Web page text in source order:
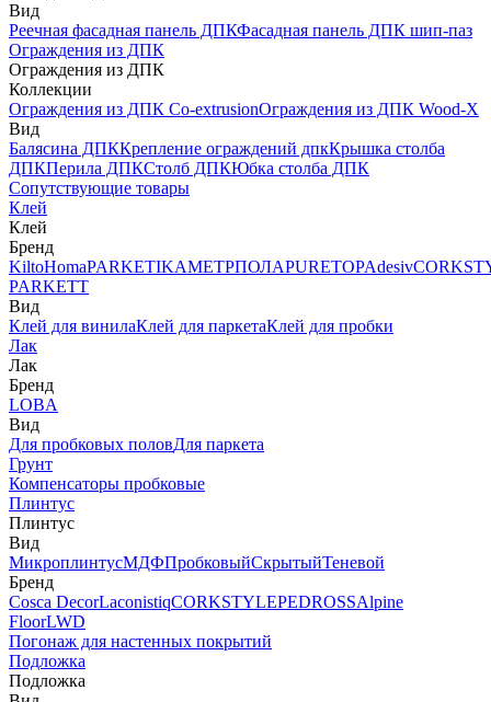
Вид
Реечная фасадная панель ДПКФасадная панель ДПК шип-паз
Ограждения из ДПК
Ограждения из ДПК
Коллекции
Ограждения из ДПК Co-extrusionОграждения из ДПК Wood-X
Вид
Балясина ДПККрепление ограждений дпкКрышка столба
ДПКПерила ДПКСтолб ДПКЮбка столба ДПК
Сопутствующие товары
Клей
Клей
Бренд
KiltoHomaPARKETIKAМЕТРПОЛАPURETOPAdesiv
PARKETT
Вид
Клей для винилаКлей для паркетаКлей для пробки
Лак
Лак
Бренд
LOBA
Вид
Для пробковых половДля паркета
Грунт
Компенсаторы пробковые
Плинтус
Плинтус
Вид
МикроплинтусМДФПробковыйСкрытыйТеневой
Бренд
Cosca DecorLaconistiqCORKSTYLEPEDROSSAlpine
FloorLWD
Погонаж для настенных покрытий
Подложка
Подложка